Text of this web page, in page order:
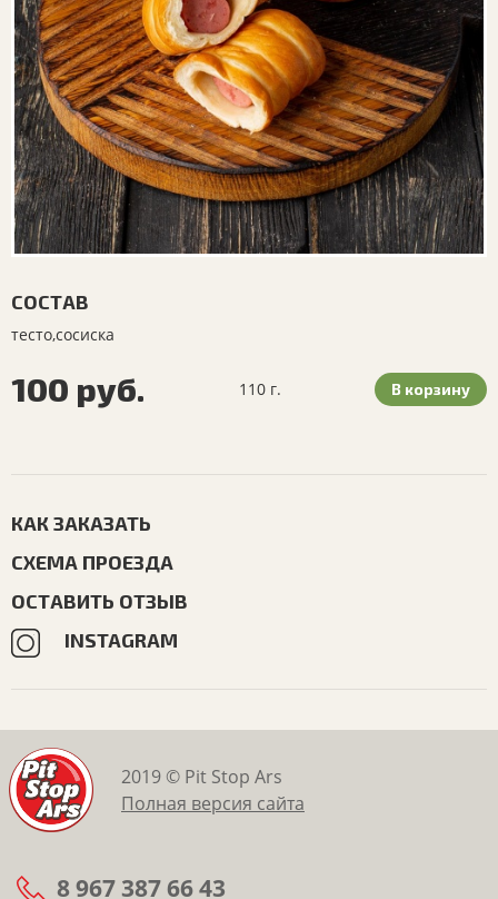
СОСТАВ
тесто,сосиска
100 руб. 110 г. В корзину
КАК ЗАКАЗАТЬ
СХЕМА ПРОЕЗДА
ОСТАВИТЬ ОТЗЫВ
INSTAGRAM
2019 © Pit Stop Ars
Полная версия сайта
8 967 387 66 43